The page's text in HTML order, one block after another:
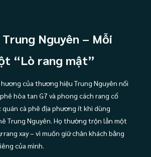
Nguyên – Mỗi
“Lò rang mật”
của thương hiệu Trung Nguyên nổi
hòa tan G7 và phong cách rang cổ
cà phê địa phương ít khi dùng
Trung Nguyên. Họ thường trộn lẫn một
xay – vì muốn giữ chân khách bằng
của mình.